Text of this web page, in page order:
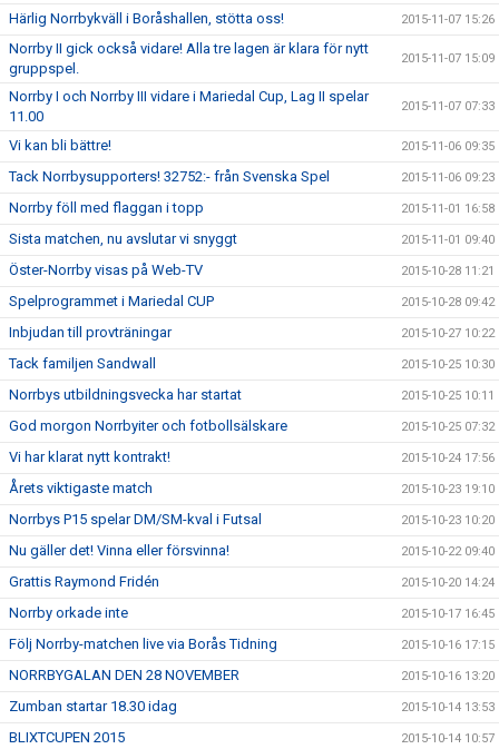
Härlig Norrbykväll i Boråshallen, stötta oss! 2015-11-07 15:26
Norrby II gick också vidare! Alla tre lagen är klara för nytt
gruppspel.
2015-11-07 15:09
Norrby I och Norrby III vidare i Mariedal Cup, Lag II spelar
11.00
2015-11-07 07:33
Vi kan bli bättre! 2015-11-06 09:35
Tack Norrbysupporters! 32752:- från Svenska Spel 2015-11-06 09:23
Norrby föll med flaggan i topp 2015-11-01 16:58
Sista matchen, nu avslutar vi snyggt 2015-11-01 09:40
Öster-Norrby visas på Web-TV 2015-10-28 11:21
Spelprogrammet i Mariedal CUP 2015-10-28 09:42
Inbjudan till provträningar 2015-10-27 10:22
Tack familjen Sandwall 2015-10-25 10:30
Norrbys utbildningsvecka har startat 2015-10-25 10:11
God morgon Norrbyiter och fotbollsälskare 2015-10-25 07:32
Vi har klarat nytt kontrakt! 2015-10-24 17:56
Årets viktigaste match 2015-10-23 19:10
Norrbys P15 spelar DM/SM-kval i Futsal 2015-10-23 10:20
Nu gäller det! Vinna eller försvinna! 2015-10-22 09:40
Grattis Raymond Fridén 2015-10-20 14:24
Norrby orkade inte 2015-10-17 16:45
Följ Norrby-matchen live via Borås Tidning 2015-10-16 17:15
NORRBYGALAN DEN 28 NOVEMBER 2015-10-16 13:20
Zumban startar 18.30 idag 2015-10-14 13:53
BLIXTCUPEN 2015 2015-10-14 10:57